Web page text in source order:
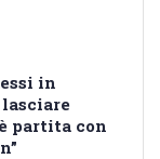
in
partita con